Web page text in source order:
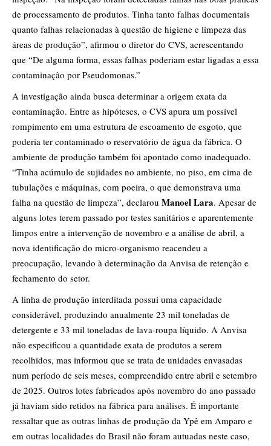
de processamento de produtos. Tinha tanto falhas documentais
quanto falhas relacionadas à questão de higiene e limpeza das
áreas de produção”, afirmou o diretor do CVS, acrescentando
que “De alguma forma, essas falhas poderiam estar ligadas a essa
contaminação por Pseudomonas.”
A investigação ainda busca determinar a origem exata da
contaminação. Entre as hipóteses, o CVS apura um possível
rompimento em uma estrutura de escoamento de esgoto, que
poderia ter contaminado o reservatório de água da fábrica. O
ambiente de produção também foi apontado como inadequado.
“Tinha acúmulo de sujidades no ambiente, no piso, em cima de
tubulações e máquinas, com poeira, o que demonstrava uma
falha na questão de limpeza”, declarou Manoel Lara. Apesar de
alguns lotes terem passado por testes sanitários e aparentemente
limpos entre a intervenção de novembro e a análise de abril, a
nova identificação do micro-organismo reacendeu a
preocupação, levando à determinação da Anvisa de retenção e
fechamento do setor.
A linha de produção interditada possui uma capacidade
considerável, produzindo anualmente 23 mil toneladas de
detergente e 33 mil toneladas de lava-roupa líquido. A Anvisa
não especificou a quantidade exata de produtos a serem
recolhidos, mas informou que se trata de unidades envasadas
num período de seis meses, compreendido entre abril e setembro
de 2025. Outros lotes fabricados após novembro do ano passado
já haviam sido retidos na fábrica para análises. É importante
ressaltar que as outras linhas de produção da Ypê em Amparo e
em outras localidades do Brasil não foram autuadas neste caso,